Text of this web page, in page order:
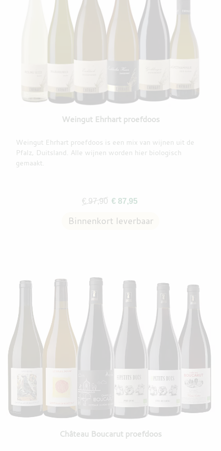
Weingut Ehrhart proefdoos
Weingut Ehrhart proefdoos is een mix van wijnen uit de
Pfalz, Duitsland. Alle wijnen worden hier biologisch
gemaakt.
€ 97,90 € 87,95
Château Boucarut proefdoos